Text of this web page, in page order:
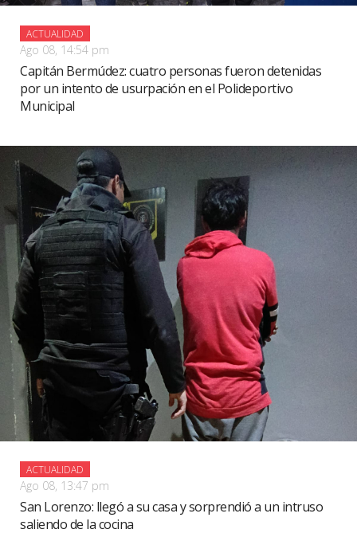
ACTUALIDAD
Ago 08, 14:54 pm
Capitán Bermúdez: cuatro personas fueron detenidas
por un intento de usurpación en el Polideportivo
Municipal
ACTUALIDAD
Ago 08, 13:47 pm
San Lorenzo: llegó a su casa y sorprendió a un intruso
saliendo de la cocina